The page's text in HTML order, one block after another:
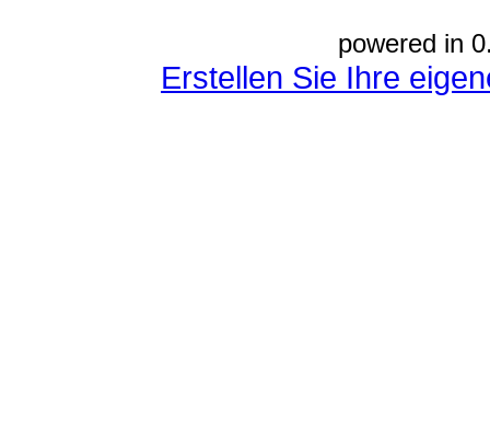
powered in
Erstellen Sie Ihre